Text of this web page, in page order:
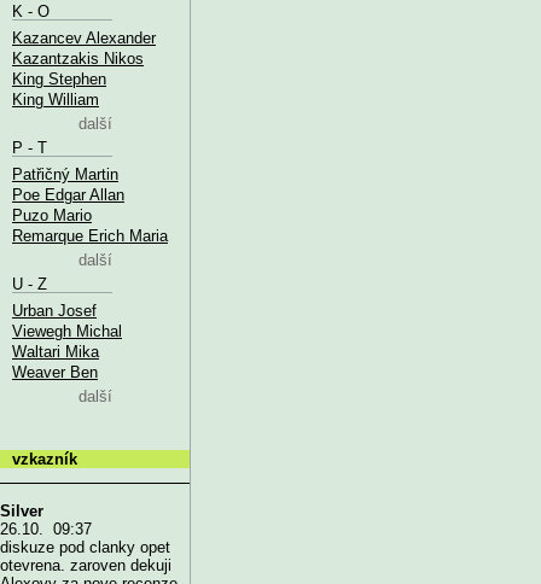
K - O
Kazancev Alexander
Kazantzakis Nikos
King Stephen
King William
další
P - T
Patřičný Martin
Poe Edgar Allan
Puzo Mario
Remarque Erich Maria
další
U - Z
Urban Josef
Viewegh Michal
Waltari Mika
Weaver Ben
další
vzkazník
Silver
26.10. 09:37
diskuze pod clanky opet
otevrena. zaroven dekuji